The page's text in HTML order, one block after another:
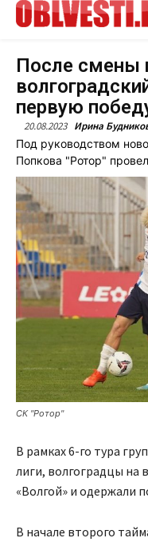
После смены
первую
20.08.2023 Ирина
Под руководством
Попкова "Ротор"
СК "Ротор"
В рамках 6-го тура
лиги, волгоградцы на
«Волгой» и одержали
В начале второго